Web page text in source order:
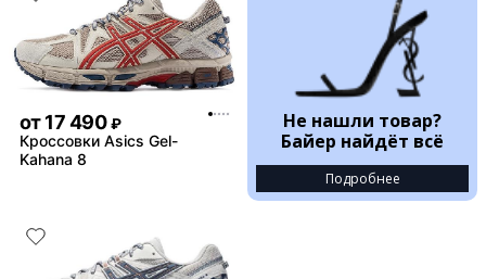
от17 490 ₽
Кроссовки Asics Gel-
Kahana 8
Не нашли товар?
Байер найдёт всё
Подробнее